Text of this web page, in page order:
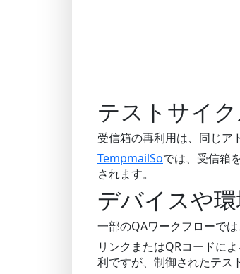
テストサイ
受信箱の再利用は、同じア
TempmailSoでは、受信箱
されます。
デバイスや
一部のQAワークフローで
リンクまたはQRコードに
利ですが、制御されたテス